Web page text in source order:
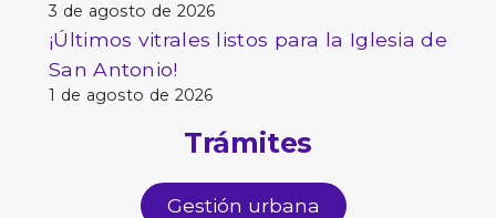
3 de agosto de 2026
¡Últimos vitrales listos para la Iglesia de
San Antonio!
1 de agosto de 2026
Trámites
Gestión urbana